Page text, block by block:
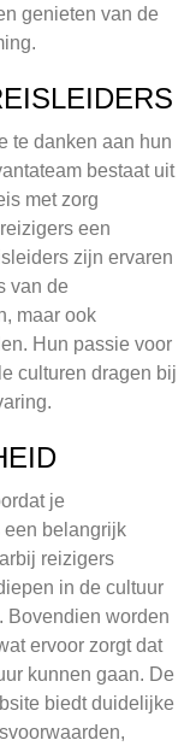
genieten van de
te danken aan hun
bestaat uit
met zorg
een
zijn ervaren
van de
maar ook
Hun passie voor
culturen dragen bij
je
een belangrijk
reizigers
in de cultuur
Bovendien worden
ervoor zorgt dat
kunnen gaan. De
biedt duidelijke